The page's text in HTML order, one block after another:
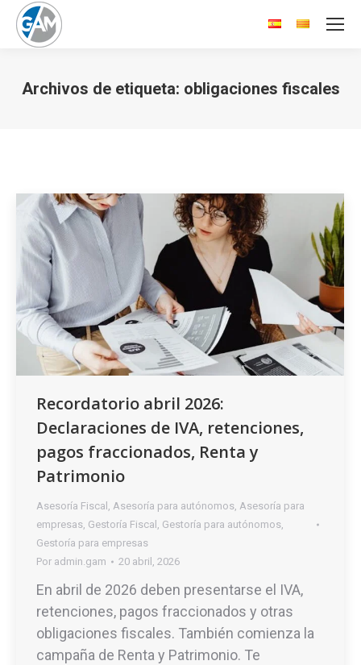
Archivos de etiqueta: obligaciones fiscales
Recordatorio abril 2026:
Declaraciones de IVA, retenciones,
pagos fraccionados, Renta y
Patrimonio
Asesoría Fiscal , Asesoría para autónomos, Asesoría para
empresas, Gestoría Fiscal , Gestoría para autónomos,
Gestoría para empresas
Por admin.gam 20 abril, 2026
En abril de 2026 deben presentarse el IVA,
retenciones, pagos fraccionados y otras
obligaciones fiscales. También comienza la
campaña de Renta y Patrimonio. Te